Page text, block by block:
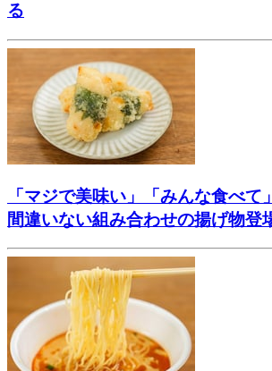
る
「マジで美味い」「みんな食べて
間違いない組み合わせの揚げ物登